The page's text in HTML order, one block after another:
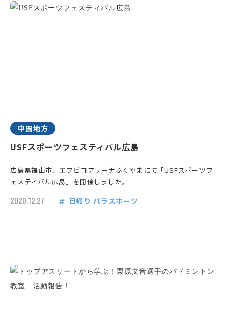
中国地方
USFスポーツフェスティバル広島
広島県福山市、エフピコアリーナふくやまにて「USFスポーツフ
ェスティバル広島」を開催しました。
2020.12.27 日帰り パラスポーツ